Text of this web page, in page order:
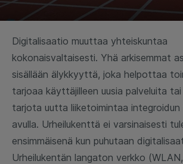
Digitalisaatio muuttaa yhteiskuntaa
kokonaisvaltaisesti. Yhä arkisemmat
sisällään älykkyyttä, joka helpottaa
tarjoaa käyttäjilleen uusia palveluita
tarjota uutta liiketoimintaa integroidun
avulla. Urheilukenttä ei varsinaisesti
ensimmäisenä kun puhutaan
Urheilukentän langaton verkko